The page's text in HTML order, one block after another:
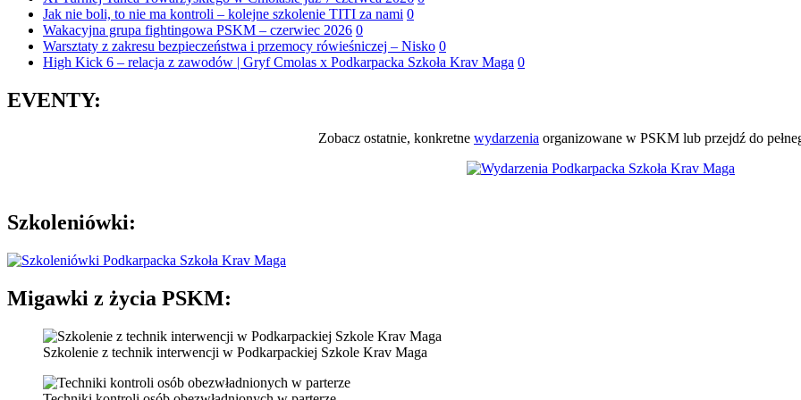
Jak nie boli, to nie ma kontroli – kolejne szkolenie TITI za nami 0
Wakacyjna grupa fightingowa PSKM – czerwiec 2026 0
Warsztaty z zakresu bezpieczeństwa i przemocy rówieśniczej – Nisko 0
High Kick 6 – relacja z zawodów | Gryf Cmolas x Podkarpacka Szkoła Krav Maga 0
EVENTY:
Zobacz ostatnie, konkretne wydarzenia organizowane w PSKM lub przejdź do
Szkoleniówki:
Migawki z życia PSKM:
Szkolenie z technik interwencji w Podkarpackiej Szkole Krav Maga